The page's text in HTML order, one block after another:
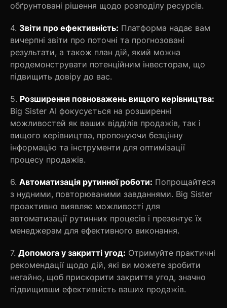
обґрунтовані рішення щодо розподілу ресурсів.
4. Звіти про ефективність: Платформа надає вам
вичерпні звіти про поточні та прогнозовані
результати, а також план дій, який можна
продемонструвати потенційним інвесторам, що
підвищить довіру до вас.
5. Розширення повноважень вищого керівництва:
Big Sister AI фокусується на розширенні
можливостей як ваших відділів продажів, так і
вищого керівництва, пропонуючи безцінну
інформацію та інструменти для оптимізації
процесу продажів.
6. Автоматизація рутинної роботи: Попрощайтеся
з нудними, повторюваними завданнями. Big Sister
проактивно виявляє можливості для
автоматизації рутинних процесів і презентує їх
менеджерам для ефективного виконання.
7. Допомога у закритті угод: Отримуйте практичні
рекомендації щодо дій, які ви можете зробити
негайно, щоб прискорити закриття угод, значно
підвищивши ефективність ваших продажів.